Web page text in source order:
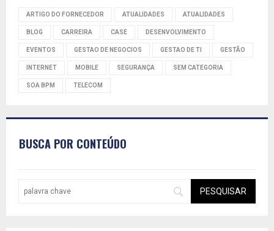
ARTIGO DO FORNECEDOR ATUALIDADES ATUALIDADES
BLOG CARREIRA CASE DESENVOLVIMENTO
EVENTOS GESTAO DE NEGOCIOS GESTAO DE TI GESTÃO
INTERNET MOBILE SEGURANÇA SEM CATEGORIA
SOA BPM TELECOM
BUSCA POR CONTEÚDO